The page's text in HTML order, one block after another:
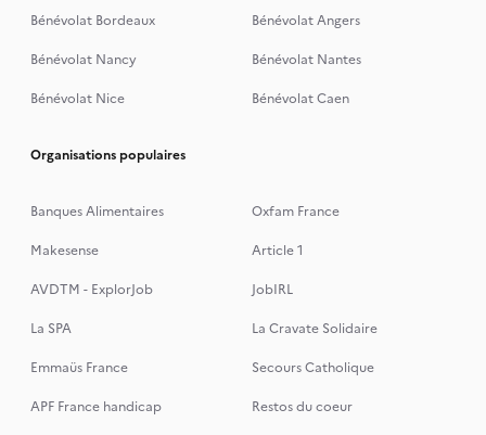
Bénévolat Bordeaux
Bénévolat Angers
Bénévolat Nancy
Bénévolat Nantes
Bénévolat Nice
Bénévolat Caen
Organisations populaires
Banques Alimentaires
Oxfam France
Makesense
Article 1
AVDTM - ExplorJob
JobIRL
La SPA
La Cravate Solidaire
Emmaüs France
Secours Catholique
APF France handicap
Restos du coeur